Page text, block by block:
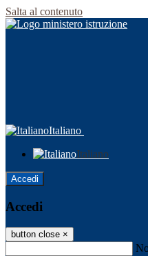
Salta al contenuto
Italiano
Italiano
Accedi
Accedi
button close ×